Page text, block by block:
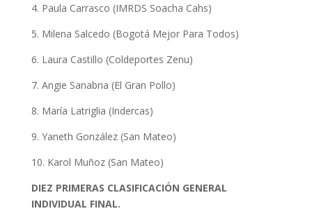
4. Paula Carrasco (IMRDS Soacha Cahs)
5. Milena Salcedo (Bogotá Mejor Para Todos)
6. Laura Castillo (Coldeportes Zenu)
7. Angie Sanabria (El Gran Pollo)
8. María Latriglia (Indercas)
9. Yaneth González (San Mateo)
10. Karol Muñoz (San Mateo)
DIEZ PRIMERAS CLASIFICACIÓN GENERAL
INDIVIDUAL FINAL.